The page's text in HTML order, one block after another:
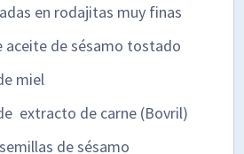
en rodajitas muy finas
aceite de sésamo tostado
miel
extracto de carne (Bovril)
de sésamo